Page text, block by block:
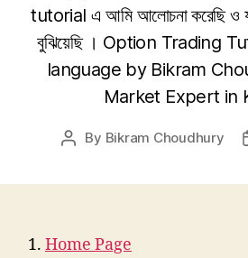
tutorial এ আমি আলোচনা করেছি ও
বুঝিয়েছি । Option Trading
language by Bikram
Market Expert in
Post
By Bikram Choudhury
Home Page